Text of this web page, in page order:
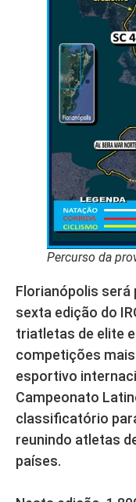
Percurso da
Florianópolis será
sexta edição do
triatletas de elite
competições
esportivo
Campeonato
classificatório
reunindo atletas
países.